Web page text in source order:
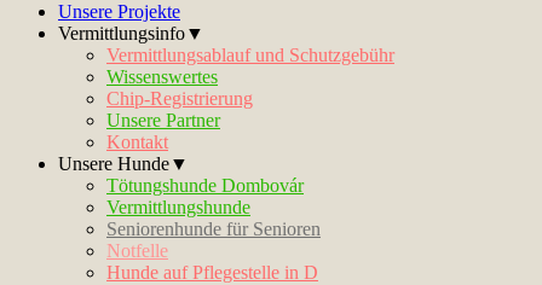
Unsere Projekte
Vermittlungsinfo▼
Vermittlungsablauf und Schutzgebühr
Wissenswertes
Chip-Registrierung
Unsere Partner
Kontakt
Unsere Hunde▼
Tötungshunde Dombovár
Vermittlungshunde
Seniorenhunde für Senioren
Notfelle
Hunde auf Pflegestelle in D